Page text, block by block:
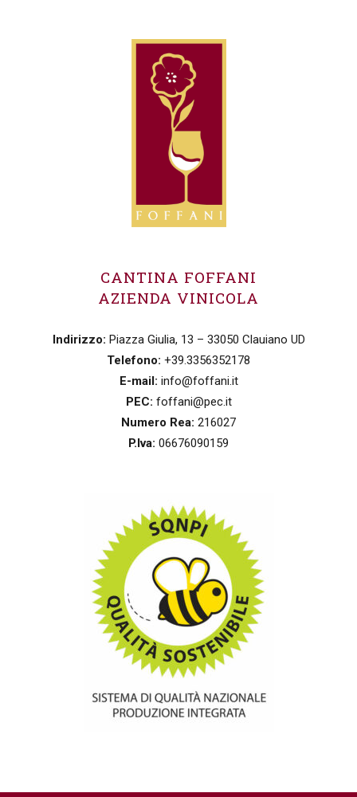
CANTINA FOFFANI
AZIENDA VINICOLA
Indirizzo: Piazza Giulia, 13 – 33050 Clauiano UD
Telefono: +39.3356352178
E-mail: info@foffani.it
PEC: foffani@pec.it
Numero Rea: 216027
P.Iva: 06676090159